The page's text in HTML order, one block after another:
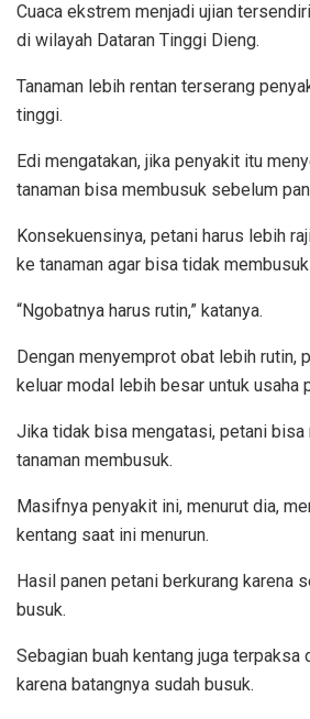
Cuaca ekstrem menjadi ujian
di wilayah Dataran Tinggi Dieng.
Tanaman lebih rentan terserang
tinggi.
Edi mengatakan, jika penyakit itu
tanaman bisa membusuk sebelum
Konsekuensinya, petani harus lebih
ke tanaman agar bisa tidak
“Ngobatnya harus rutin,” katanya.
Dengan menyemprot obat lebih rutin,
keluar modal lebih besar untuk usaha
Jika tidak bisa mengatasi, petani bisa
tanaman membusuk.
Masifnya penyakit ini, menurut dia,
kentang saat ini menurun.
Hasil panen petani berkurang karena
busuk.
Sebagian buah kentang juga terpaksa
karena batangnya sudah busuk.